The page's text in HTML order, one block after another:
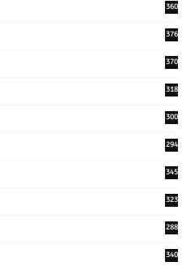
360
376
370
318
300
294
345
323
288
340